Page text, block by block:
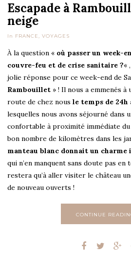
Escapade à
neige
In FRANCE, VOYAGES
À la question « où passer un week-
couvre-feu et de crise sanitaire ?«
jolie réponse pour ce week-end de
Rambouillet » ! Il nous a emmenés
route de chez nous le temps de 24h
lesquelles nous avons séjourné dans
confortable à proximité immédiate
bon nombre de kilomètres dans les
manteau blanc donnait un
qui n’en manquent sans doute pas
restera qu’à aller visiter le château
de nouveau ouverts !
CONTINUE